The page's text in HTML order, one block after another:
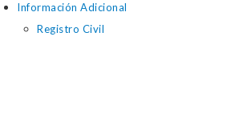
Información Adicional
Registro Civil